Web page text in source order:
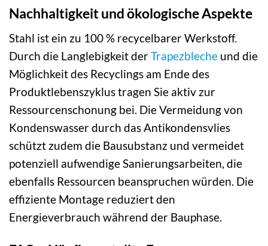
Nachhaltigkeit und ökologische Aspekte
Stahl ist ein zu 100 % recycelbarer Werkstoff.
Durch die Langlebigkeit derTrapezbleche und die
Möglichkeit des Recyclings am Ende des
Produktlebenszyklus tragen Sie aktiv zur
Ressourcenschonung bei. Die Vermeidung von
Kondenswasser durch das Antikondensvlies
schützt zudem die Bausubstanz und vermeidet
potenziell aufwendige Sanierungsarbeiten, die
ebenfalls Ressourcen beanspruchen würden. Die
effiziente Montage reduziert den
Energieverbrauch während der Bauphase.